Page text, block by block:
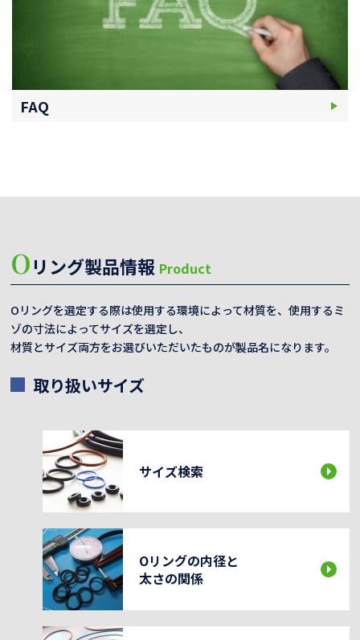
FAQ
Oリング製品情報 Product
Oリングを選定する際は使用する環境によって材質を、使用するミ
ゾの寸法によってサイズを選定し、
材質とサイズ両方をお選びいただいたものが製品名になります。
取り扱いサイズ
サイズ検索
Oリングの内径と
太さの関係